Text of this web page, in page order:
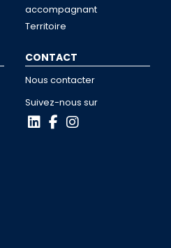
accompagnant
Territoire
CONTACT
Nous contacter
Suivez-nous sur